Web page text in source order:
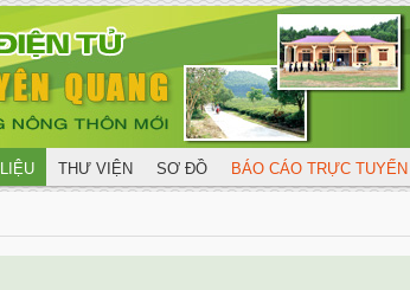
THƯ VIỆN SƠ ĐỒ BÁO CÁO TRỰC TUYẾN